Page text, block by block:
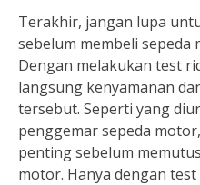
Terakhir, jangan lupa
sebelum membeli sepeda
Dengan melakukan test
langsung kenyamanan
tersebut. Seperti yang
penggemar sepeda
penting sebelum
motor. Hanya dengan